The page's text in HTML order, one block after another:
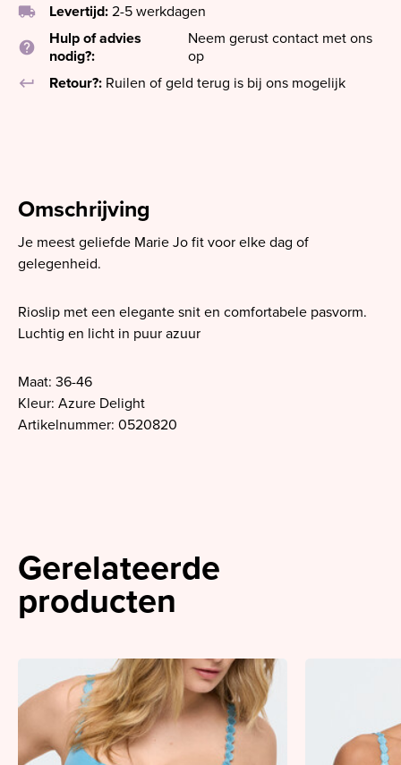
local_shipping Levertijd: 2-5 werkdagen
help
Hulp of advies
nodig?:
Neem gerust contact met ons
op
keyboard_return
Retour?: Ruilen of geld terug is bij ons mogelijk
Omschrijving
Je meest geliefde Marie Jo fit voor elke dag of
gelegenheid.
Rioslip met een elegante snit en comfortabele pasvorm.
Luchtig en licht in puur azuur
Maat: 36-46
Kleur: Azure Delight
Artikelnummer: 0520820
Gerelateerde
producten